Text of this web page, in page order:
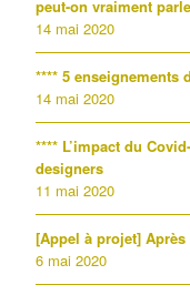
peut-on vraiment
14 mai 2020
**** 5 enseignements
14 mai 2020
**** L’impact du
designers
11 mai 2020
[Appel à projet] Après
6 mai 2020